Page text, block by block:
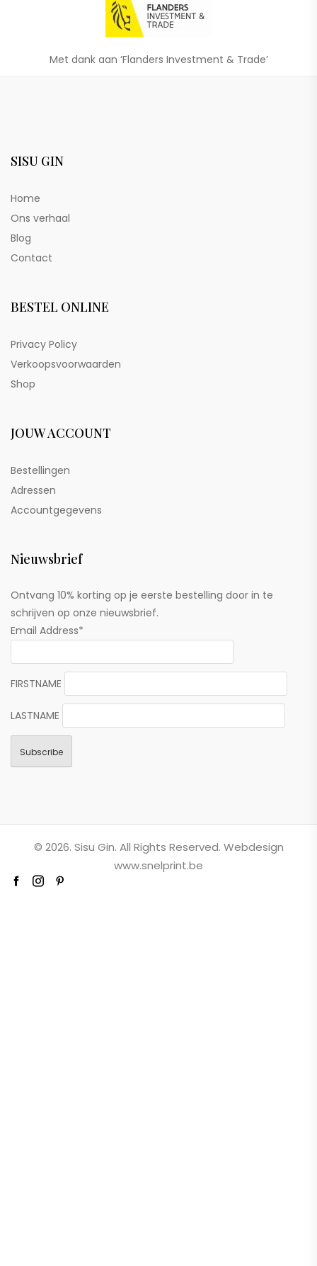
Met dank aan ‘Flanders Investment & Trade’
SISU GIN
Home
Ons verhaal
Blog
Contact
BESTEL ONLINE
Privacy Policy
Verkoopsvoorwaarden
Shop
JOUW ACCOUNT
Bestellingen
Adressen
Accountgegevens
Nieuwsbrief
Ontvang 10% korting op je eerste bestelling door in te
schrijven op onze nieuwsbrief.
Email Address*
FIRSTNAME
LASTNAME
© 2026. Sisu Gin. All Rights Reserved. Webdesign
www.snelprint.be